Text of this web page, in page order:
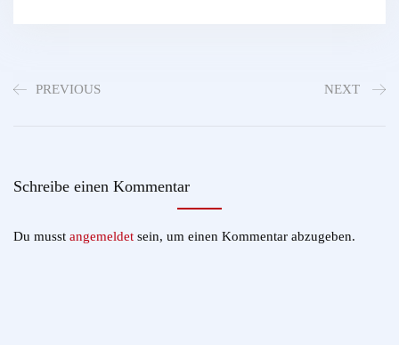
PREVIOUS NEXT
Schreibe einen Kommentar
Du musst angemeldet sein, um einen Kommentar abzugeben.